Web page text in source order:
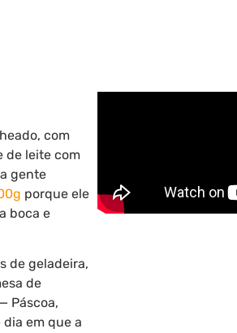
com
de leite com
gente
porque ele
boca e
de geladeira,
de
Páscoa,
em que a